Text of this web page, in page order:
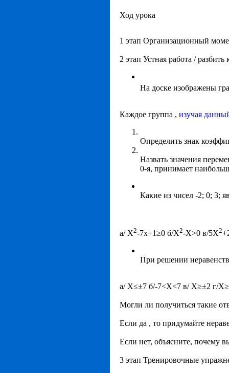
Ход урока
1 этап Организационный
2 этап Устная работа /
На доске изображены
Каждое группа , изучая
Определить знак
Назвать значения
0-я, принимает
Какие из чисел -2; 0; 3;
а/ Х2-7х+1≥0 б/Х2-Х>0 в/5Х2
При решении
а/ Х≤±7 б/-7<Х<7 в/ Х≥±2 г/
Могли ли получиться такие
Если да , то придумайте
Если нет, объясните, почему
3 этап Тренировочные